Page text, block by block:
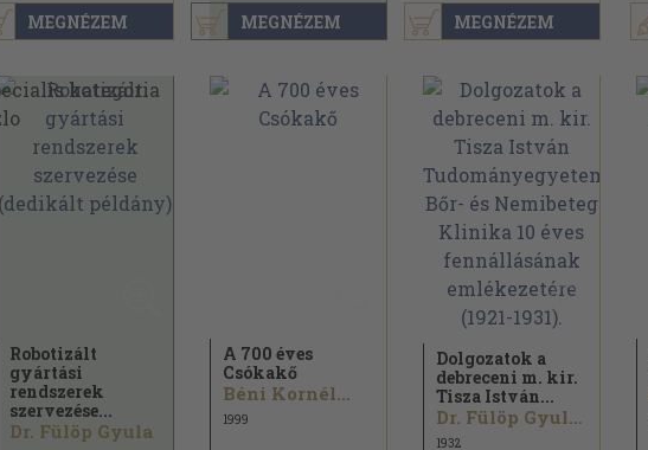
MEGNÉZEM MEGNÉZEM MEGNÉZEM
Robotizált
gyártási
rendszerek
szervezése...
Dr. Fülöp Gyula
A 700 éves
Csókakő
Béni Kornél...
1999
Dolgozatok a
debreceni m. kir.
Tisza István...
Dr. Fülöp Gyula...
1932